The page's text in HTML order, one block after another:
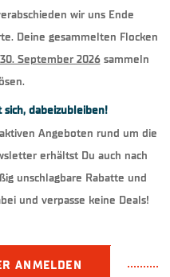
wir uns Ende
Deine gesammelten Flocken
30. September 2026sammeln
dabeizubleiben!
Angeboten rund um die
erhältst Du auch nach
unschlagbare Rabatte und
und verpasse keine Deals!
ANMELDEN